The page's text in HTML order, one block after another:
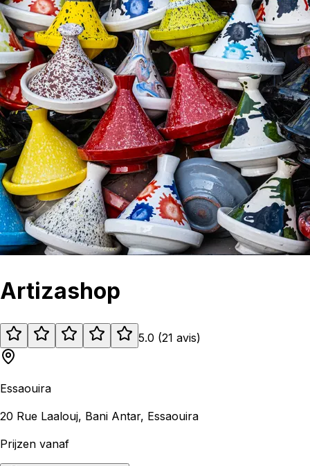
Artizashop
5.0 (21 avis)
Essaouira
20 Rue Laalouj, Bani Antar, Essaouira
Prijzen vanaf